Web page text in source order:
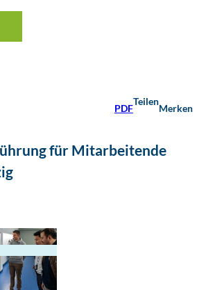
PDF
Teilen
Merken
für Mitarbeitende